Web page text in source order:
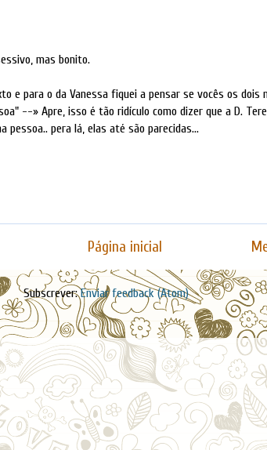
mas bonito.
e para o da Vanessa fiquei a pensar se vocês os dois
--» Apre, isso é tão ridículo como dizer que a D.
pessoa.. pera lá, elas até são parecidas...
Página inicial
Subscrever:Enviar feedback (Atom)